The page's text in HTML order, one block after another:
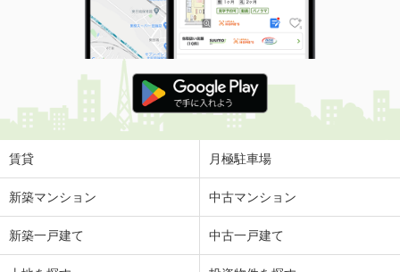
賃貸 月極駐車場
新築マンション 中古マンション
新築一戸建て 中古一戸建て